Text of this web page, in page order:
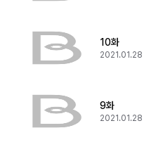
10화
2021.01.28
9화
2021.01.28